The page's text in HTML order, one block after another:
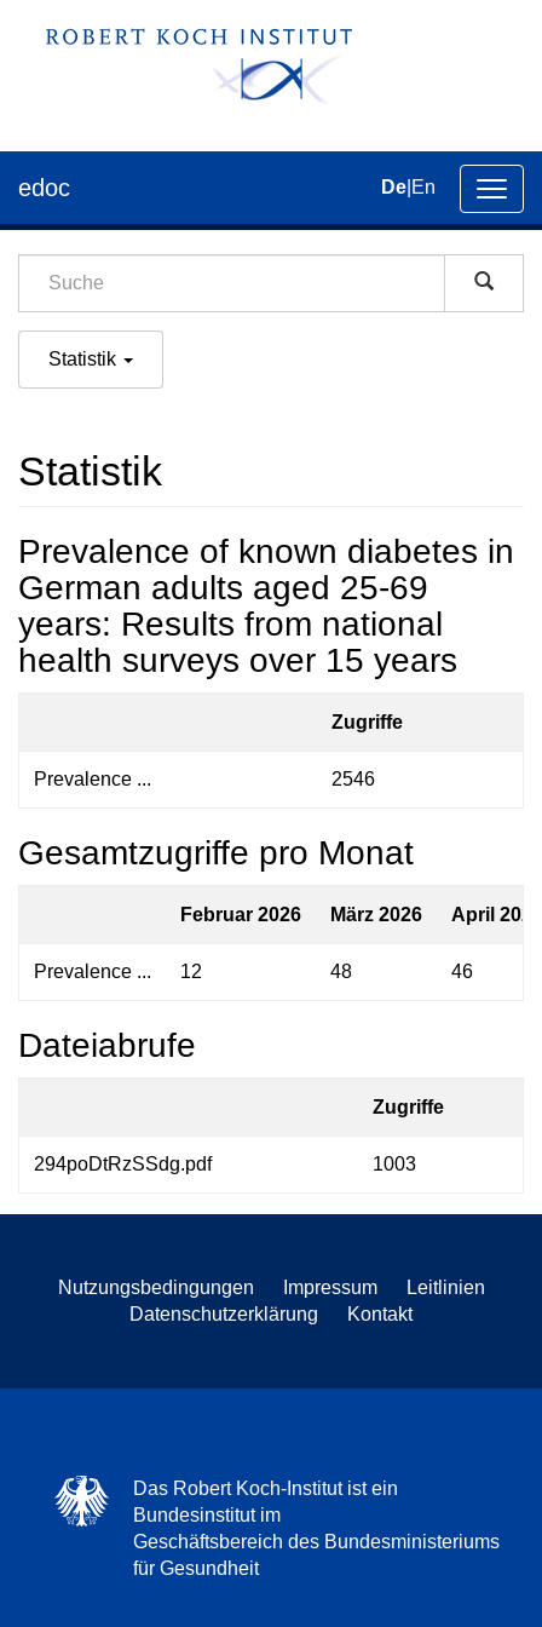
der
edoc De En
Statistik
Statistik
Prevalence of known diabetes in
German adults aged 25-69
years: Results from national
health surveys over 15 years
Zugriffe
Prevalence ... 2546
Gesamtzugriffe pro Monat
Februar 2026 März 2026 April 2026
Prevalence ... 12 48 46
Dateiabrufe
Zugriffe
294poDtRzSSdg.pdf 1003
Nutzungsbedingungen Impressum
Leitlinien
Datenschutzerklärung
Kontakt
Das Robert Koch-Institut ist ein
Bundesinstitut im
Geschäftsbereich des Bundesministeriums
für Gesundheit